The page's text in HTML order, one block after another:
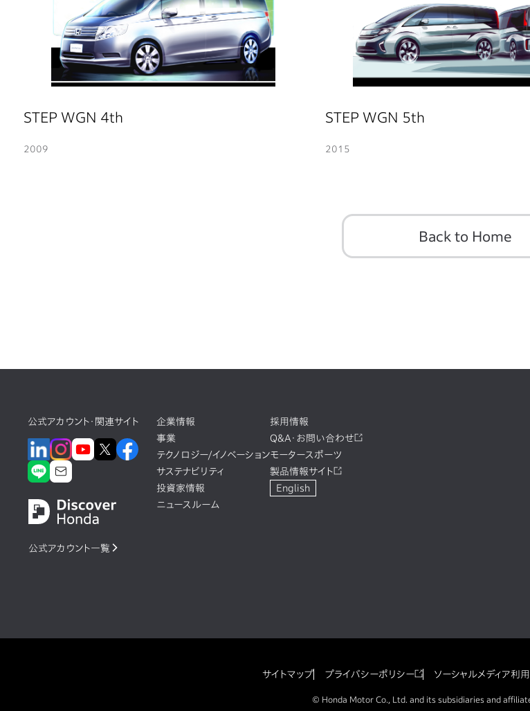
STEP WGN 4th
2009
STEP WGN 5th
2015
Back to Home
公式アカウント・関連サイト
公式アカウント一覧
企業情報
事業
テクノロジー/イノベーション
サステナビリティ
投資家情報
ニュースルーム
採用情報
Q&A・お問い合わせ
モータースポーツ
製品情報サイト
English
サイトマップ プライバシーポリシー ソーシャルメディア利
© Honda Motor Co., Ltd. and its subsidiaries and